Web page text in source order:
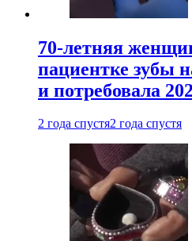
70-летняя
пациентке зубы
и потребовала
2 года спустя2 года спустя